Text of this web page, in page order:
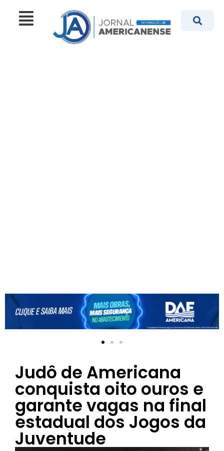
Judô de Americana
conquista oito ouros e
garante vagas na final
estadual dos Jogos da
Juventude